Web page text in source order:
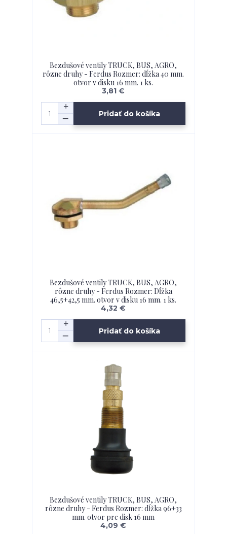
Bezdušové ventily TRUCK, BUS, AGRO,
rôzne druhy - Ferdus Rozmer: dĺžka 40 mm.
otvor v disku 16 mm. 1 ks.
3,81 €
Pridať do košíka
Bezdušové ventily TRUCK, BUS, AGRO,
rôzne druhy - Ferdus Rozmer: Dĺžka
46,5+42,5 mm. otvor v disku 16 mm. 1 ks.
4,32 €
Pridať do košíka
Bezdušové ventily TRUCK, BUS, AGRO,
rôzne druhy - Ferdus Rozmer: dĺžka 96+33
mm. otvor pre disk 16 mm
4,09 €